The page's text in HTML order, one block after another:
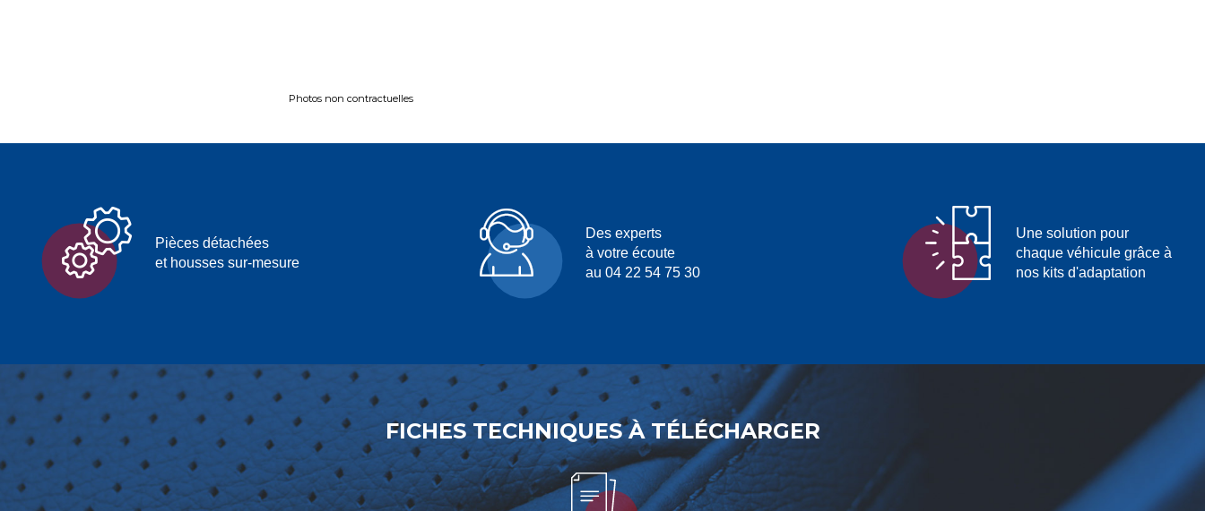
Photos non contractuelles
Pièces détachées
et housses sur-mesure
Des experts
à votre écoute
au 04 22 54 75 30
Une solution pour
chaque véhicule grâce à
nos kits d'adaptation
FICHES TECHNIQUES À TÉLÉCHARGER